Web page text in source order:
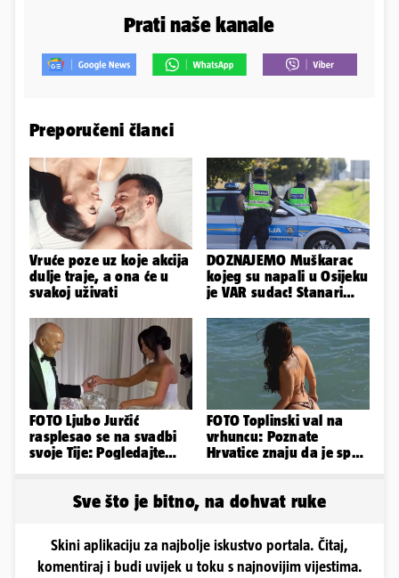
Prati naše kanale
Preporučeni članci
Vruće poze uz koje akcija
dulje traje, a ona će u
svakoj uživati
DOZNAJEMO Muškarac
kojeg su napali u Osijeku
je VAR sudac! Stanari
FOTO Ljubo Jurčić
rasplesao se na svadbi
svoje Tije: Pogledajte
FOTO Toplinski val na
vrhuncu: Poznate
Hrvatice znaju da je spas
Sve što je bitno, na dohvat ruke
Skini aplikaciju za najbolje iskustvo portala. Čitaj,
komentiraj i budi uvijek u toku s najnovijim vijestima.